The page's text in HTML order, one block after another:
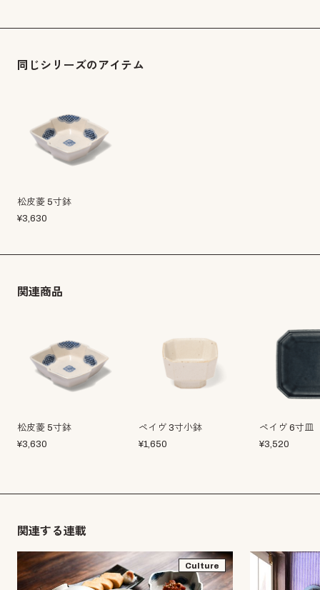
同じシリーズのアイテム
松皮菱 5寸鉢
¥3,630
関連商品
松皮菱 5寸鉢
¥3,630
ペイヴ 3寸小鉢
¥1,650
ペイヴ 6寸皿
¥3,520
関連する連載
Culture